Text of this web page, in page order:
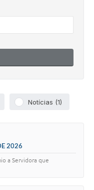
Notícias (1)
2026
a Servidora que